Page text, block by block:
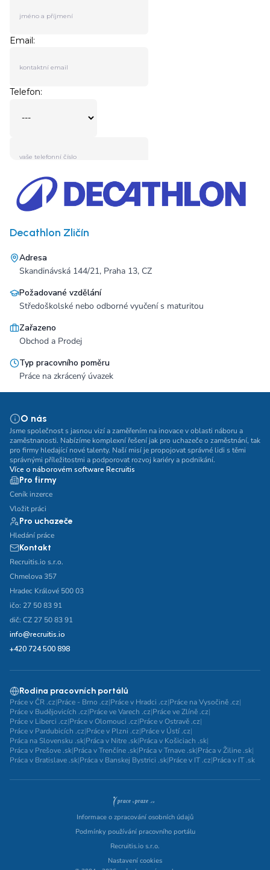
Decathlon Zličín
Adresa
Skandinávská 144/21, Praha 13, CZ
Požadované vzdělání
Středoškolské nebo odborné vyučení s maturitou
Zařazeno
Obchod a Prodej
Typ pracovního poměru
Práce na zkrácený úvazek
O nás
Jsme společnost s jasnou vizí a zaměřením na inovace v oblasti náboru a
zaměstnanosti. Nabízíme komplexní řešení jak pro uchazeče o zaměstnání, tak
pro firmy hledající nové talenty. Naší misí je propojovat správné lidi s těmi
správnými příležitostmi a podporovat rozvoj kariéry a podnikání.
Více o náborovém software Recruitis
Pro firmy
Ceník inzerce
Vložit práci
Pro uchazeče
Hledání práce
Kontakt
Recruitis.io s.r.o.
Chmelova 357
Hradec Králové 500 03
ičo: 27 50 83 91
dič: CZ 27 50 83 91
info@recruitis.io
+420 724 500 898
Rodina pracovních portálů
Práce v ČR .cz|Práce - Brno .cz|Práce v Hradci .cz|Práce na Vysočině .cz|
Práce v Budějovicích .cz|Práce ve Varech .cz|Práce ve Zlíně .cz|
Práce v Liberci .cz|Práce v Olomouci .cz|Práce v Ostravě .cz|
Práce v Pardubicích .cz|Práce v Plzni .cz|Práce v Ústí .cz|
Práca na Slovensku .sk|Práca v Nitre .sk|Práca v Košiciach .sk|
Práca v Prešove .sk|Práca v Trenčíne .sk|Práca v Trnave .sk|Práca v Žiline .sk|
Práca v Bratislave .sk|Práca v Banskej Bystrici .sk|Práce v IT .cz|Práca v IT .sk
Informace o zpracování osobních údajů
Podmínky používání pracovního portálu
Recruitis.io s.r.o.
Nastavení cookies